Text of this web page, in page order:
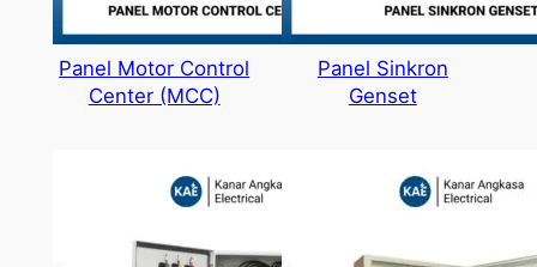
Panel Motor Control
Center (MCC)
Panel Sinkron
Genset